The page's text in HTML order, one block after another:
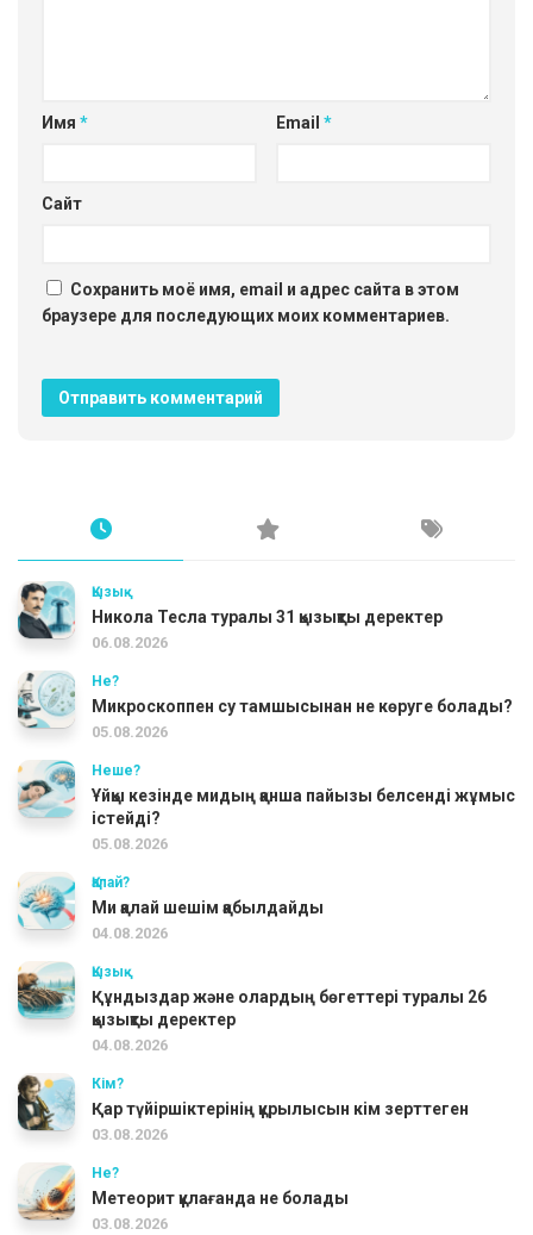
Имя * Email *
Сайт
Сохранить моё имя, email и адрес сайта в этом
браузере для последующих моих комментариев.
Қызық
Никола Тесла туралы 31 қызықты деректер
06.08.2026
Не?
Микроскоппен су тамшысынан не көруге болады?
05.08.2026
Неше?
Ұйқы кезінде мидың қанша пайызы белсенді жұмыс
істейді?
05.08.2026
Қалай?
Ми қалай шешім қабылдайды
04.08.2026
Қызық
Құндыздар және олардың бөгеттері туралы 26
қызықты деректер
04.08.2026
Кім?
Қар түйіршіктерінің құрылысын кім зерттеген
03.08.2026
Не?
Метеорит құлағанда не болады
03.08.2026